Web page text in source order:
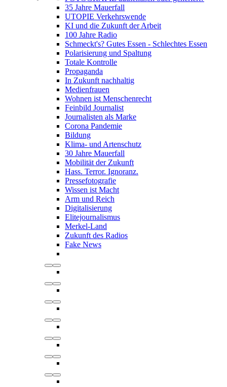
35 Jahre Mauerfall
UTOPIE Verkehrswende
KI und die Zukunft der Arbeit
100 Jahre Radio
Schmeckt's? Gutes Essen - Schlechtes Essen
Polarisierung und Spaltung
Totale Kontrolle
Propaganda
In Zukunft nachhaltig
Medienfrauen
Wohnen ist Menschenrecht
Feinbild Journalist
Journalisten als Marke
Corona Pandemie
Bildung
Klima- und Artenschutz
30 Jahre Mauerfall
Mobilität der Zukunft
Hass. Terror. Ignoranz.
Pressefotografie
Wissen ist Macht
Arm und Reich
Digitalisierung
Elitejournalismus
Merkel-Land
Zukunft des Radios
Fake News